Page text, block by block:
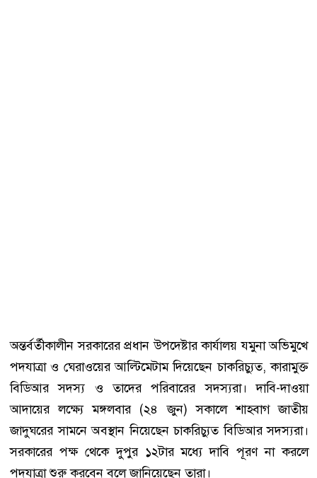
অন্তর্বর্তীকালীন সরকারের প্রধান উপদেষ্টার কার্যালয় যমুনা অভিমুখে
পদযাত্রা ও ঘেরাওয়ের আল্টিমেটাম দিয়েছেন চাকরিচ্যুত, কারামুক্ত
বিডিআর সদস্য ও তাদের পরিবারের সদস্যরা। দাবি-দাওয়া
আদায়ের লক্ষ্যে মঙ্গলবার (২৪ জুন) সকালে শাহবাগ জাতীয়
জাদুঘরের সামনে অবস্থান নিয়েছেন চাকরিচ্যুত বিডিআর সদস্যরা।
সরকারের পক্ষ থেকে দুপুর ১২টার মধ্যে দাবি পূরণ না করলে
পদযাত্রা শুরু করবেন বলে জানিয়েছেন তারা।